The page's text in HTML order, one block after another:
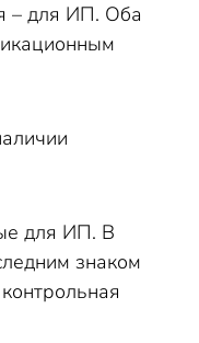
– для ИП. Оба
для ИП. В
знаком